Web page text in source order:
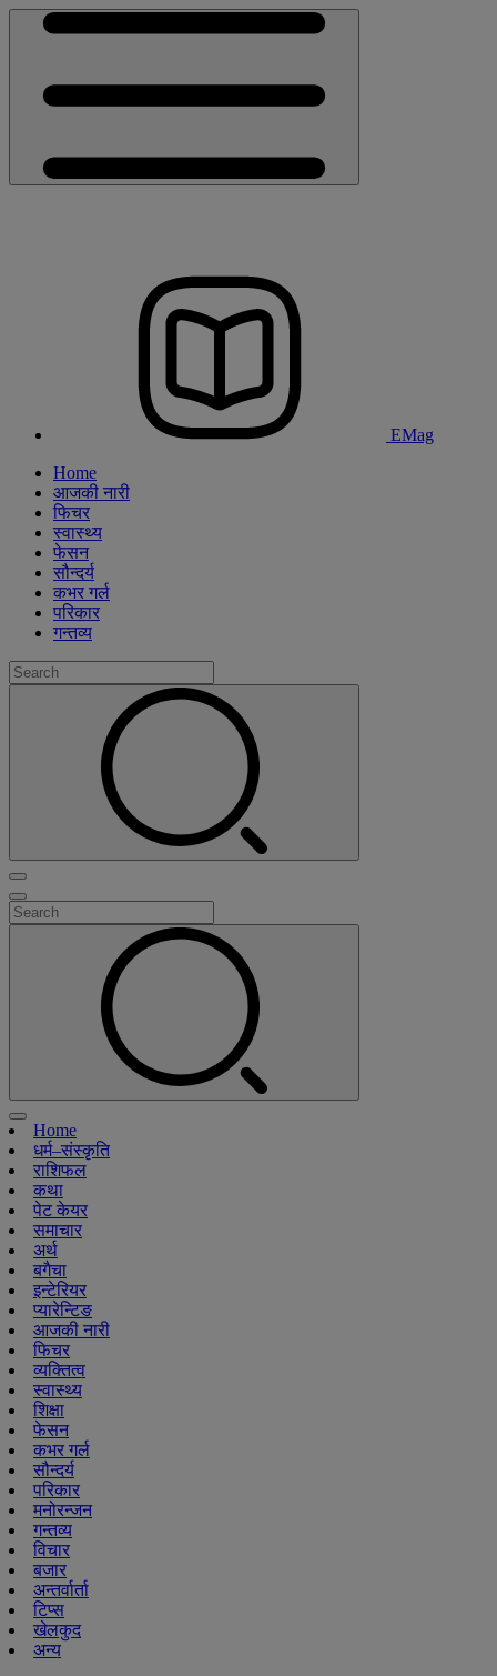
EMag
Home
आजकी नारी
फिचर
स्वास्थ्य
फेसन
सौन्दर्य
कभर गर्ल
परिकार
गन्तव्य
Home
धर्म–संस्कृति
राशिफल
कथा
पेट केयर
समाचार
अर्थ
बगैचा
इन्टेरियर
प्यारेन्टिङ
आजकी नारी
फिचर
व्यक्तित्व
स्वास्थ्य
शिक्षा
फेसन
कभर गर्ल
सौन्दर्य
परिकार
मनोरन्जन
गन्तव्य
विचार
बजार
अन्तर्वार्ता
टिप्स
खेलकुद
अन्य